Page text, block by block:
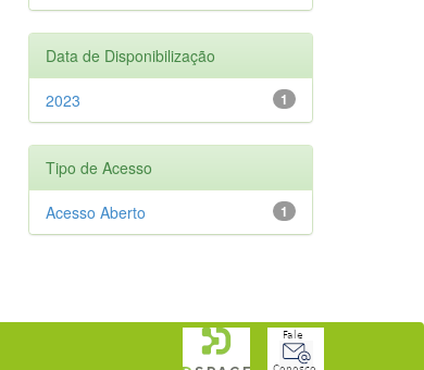
Data de Disponibilização
1
2023
Tipo de Acesso
1
Acesso Aberto